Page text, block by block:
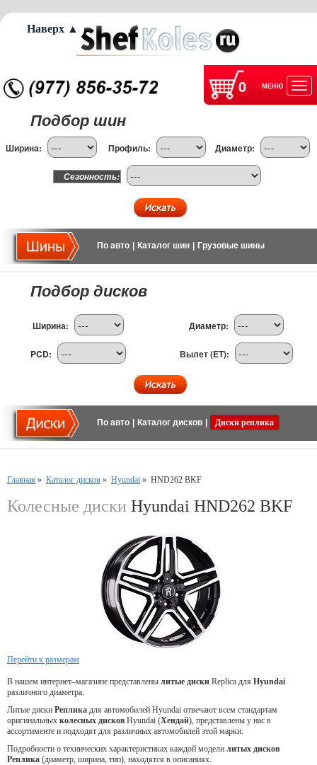
0 МЕНЮ
Подбор шин
Ширина: Профиль: Диаметр:
Сезонность:
По авто Каталог шин Грузовые шины
Подбор дисков
Ширина: Диаметр:
PCD: Вылет (ET):
По авто Каталог дисков Диски реплика
Главная » Каталог дисков » Hyundai » HND262 BKF
Колесные диски Hyundai HND262 BKF
Перейти к размерам
В нашем интернет–магазине представлены литые диски Replica для Hyundai
различного диаметра.
Литые диски Реплика для автомобилей Hyundai отвечают всем стандартам
оригинальных колесных дисков Hyundai (Хендай), представлены у нас в
ассортименте и подходят для различных автомобилей этой марки.
Подробности о технических характеристиках каждой модели литых дисков
Реплика (диаметр, ширина, тип), находятся в описаниях.
Наверх ▲